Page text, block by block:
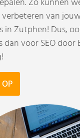
van
Zutphen! Dus,
dan voor SEO door